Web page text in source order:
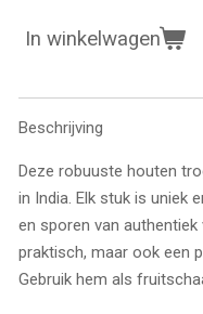
In winkelwagen
Beschrijving
Deze robuuste houten
in India. Elk stuk is uniek
en sporen van
praktisch, maar ook een
Gebruik hem als